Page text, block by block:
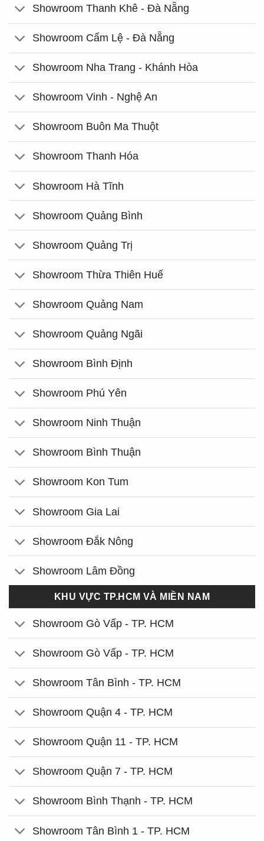
Showroom Thanh Khê - Đà Nẵng
Showroom Cẩm Lệ - Đà Nẵng
Showroom Nha Trang - Khánh Hòa
Showroom Vinh - Nghệ An
Showroom Buôn Ma Thuột
Showroom Thanh Hóa
Showroom Hà Tĩnh
Showroom Quảng Bình
Showroom Quảng Trị
Showroom Thừa Thiên Huế
Showroom Quảng Nam
Showroom Quảng Ngãi
Showroom Bình Định
Showroom Phú Yên
Showroom Ninh Thuận
Showroom Bình Thuận
Showroom Kon Tum
Showroom Gia Lai
Showroom Đắk Nông
Showroom Lâm Đồng
KHU VỰC TP.HCM VÀ MIỀN NAM
Showroom Gò Vấp - TP. HCM
Showroom Gò Vấp - TP. HCM
Showroom Tân Bình - TP. HCM
Showroom Quận 4 - TP. HCM
Showroom Quận 11 - TP. HCM
Showroom Quận 7 - TP. HCM
Showroom Bình Thạnh - TP. HCM
Showroom Tân Bình 1 - TP. HCM